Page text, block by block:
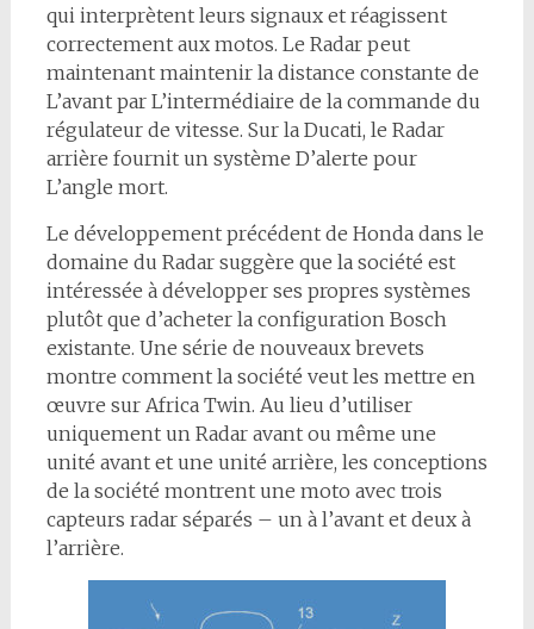
qui interprètent leurs signaux et réagissent
correctement aux motos. Le Radar peut
maintenant maintenir la distance constante de
L’avant par L’intermédiaire de la commande du
régulateur de vitesse. Sur la Ducati, le Radar
arrière fournit un système D’alerte pour
L’angle mort.
Le développement précédent de Honda dans le
domaine du Radar suggère que la société est
intéressée à développer ses propres systèmes
plutôt que d’acheter la configuration Bosch
existante. Une série de nouveaux brevets
montre comment la société veut les mettre en
œuvre sur Africa Twin. Au lieu d’utiliser
uniquement un Radar avant ou même une
unité avant et une unité arrière, les conceptions
de la société montrent une moto avec trois
capteurs radar séparés – un à l’avant et deux à
l’arrière.